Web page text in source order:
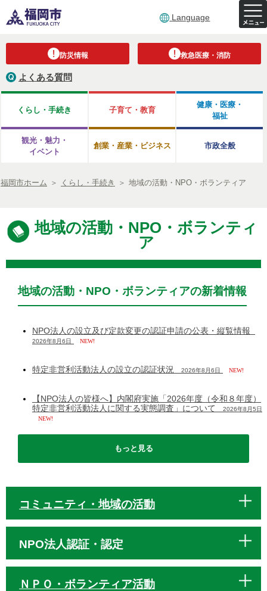
Language
防災情報 救急医療・消防
よくある質問
くらし・手続き 子育て・教育
健康・医療・
福祉
観光・魅力・
イベント
創業・産業・ビジネス 市政全般
福岡市ホーム ＞ くらし・手続き ＞ 地域の活動・NPO・ボランティア
地域の活動・NPO・ボランティ
ア
地域の活動・NPO・ボランティアの新着情報
NPO法人の設立及び定款変更の認証申請の公表・縦覧情報
2026年8月6日 NEW!
特定非営利活動法人の設立の認証状況 2026年8月6日 NEW!
【NPO法人の皆様へ】内閣府実施「2026年度（令和８年度）
特定非営利活動法人に関する実態調査」について
2026年8月5日
NEW!
もっと見る
コミュニティ・地域の活動
NPO法人認証・認定
ＮＰＯ・ボランティア活動